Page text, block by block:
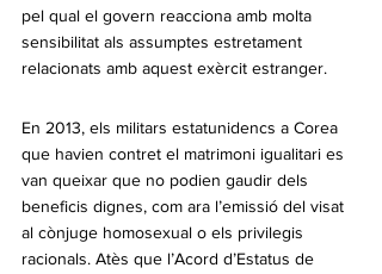
pel qual el govern reacciona amb molta
sensibilitat als assumptes estretament
relacionats amb aquest exèrcit estranger.
En 2013, els militars estatunidencs a Corea
que havien contret el matrimoni igualitari es
van queixar que no podien gaudir dels
beneficis dignes, com ara l’emissió del visat
al cònjuge homosexual o els privilegis
racionals. Atès que l’Acord d’Estatus de